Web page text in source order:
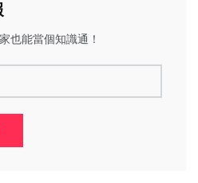
也能當個知識通！